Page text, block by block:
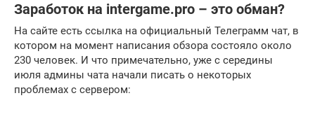
Заработок на intergame.pro – это обман?
На сайте есть ссылка на официальный Телеграмм чат, в
котором на момент написания обзора состояло около
230 человек. И что примечательно, уже с середины
июля админы чата начали писать о некоторых
проблемах с сервером: